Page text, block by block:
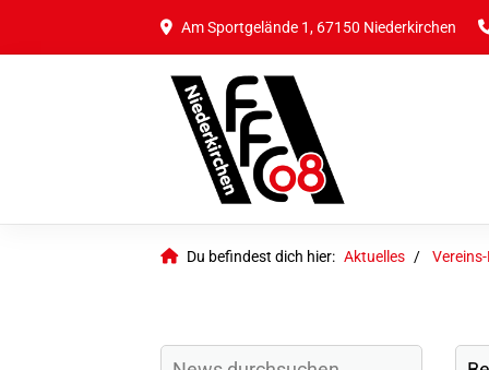
Am Sportgelände 1, 67150 Niederkirchen
Du befindest dich hier: Aktuelles